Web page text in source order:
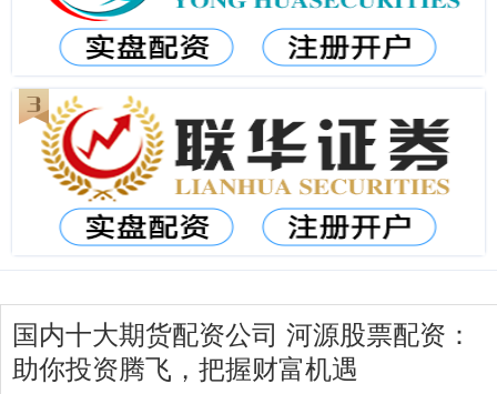
国内十大期货配资公司 河源股票配资：
助你投资腾飞，把握财富机遇